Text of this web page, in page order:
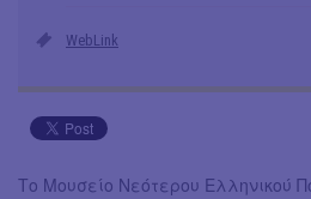
WebLink
Το Μουσείο Νεότερου Ελληνικού